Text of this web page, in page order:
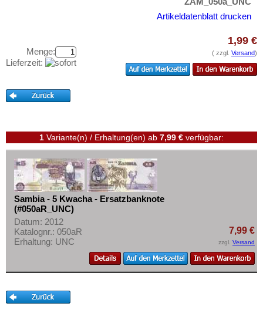
Swaziland
Togo
Uganda
Westafrikanische Staaten
Zaire
Zentralafrikanische Republik
Zentralafrikanische Staaten
Zimbabwe
Aufbewahrung
Informationen
Preislisten
Ankauf
Erhaltungsgrade
Gratisbanknoten
FAQ
Mehr über...
Zahlungsbedingungen
Privatsphäre und Datenschutz
Artikeldatenblatt drucken
Menge:
Lieferzeit:
1,99 €
( zzgl. Versand)
1 Variante(n) / Erhaltung(en) ab 7,99 € verfügbar:
Sambia - 5 Kwacha - Ersatzbanknote
(#050aR_UNC)
Datum: 2012
Katalognr.: 050aR
Erhaltung: UNC
7,99 €
zzgl. Versand